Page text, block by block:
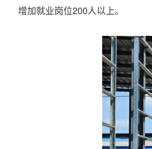
增加就业岗位200人以上。